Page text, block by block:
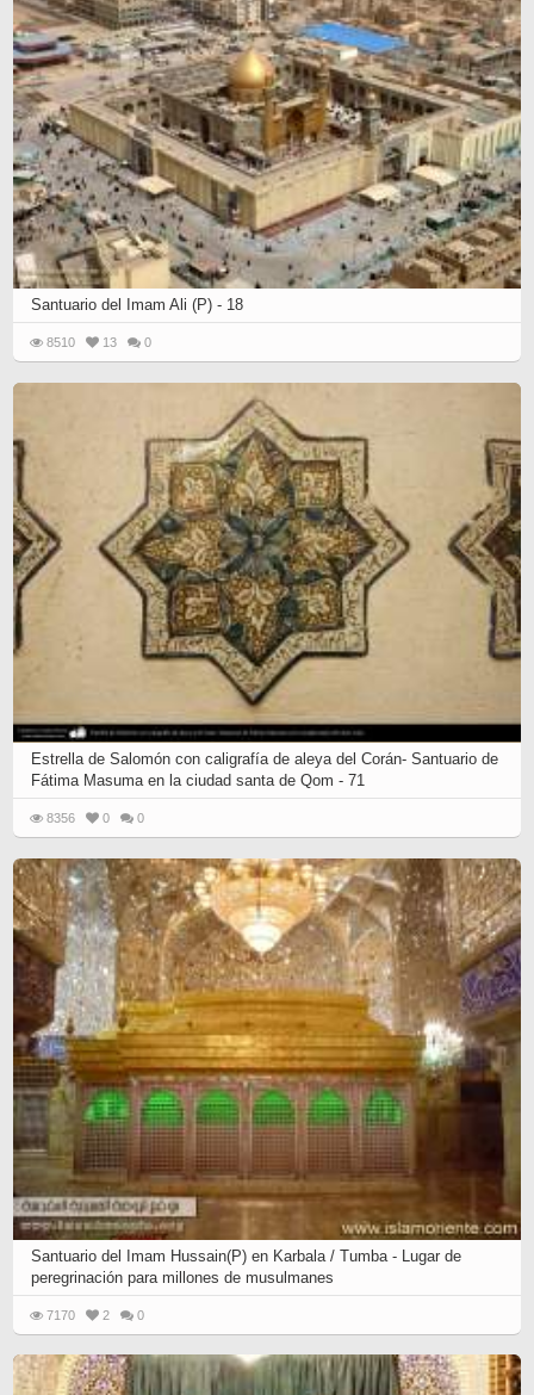
Santuario del Imam Ali (P) - 18
8510 13 0
Estrella de Salomón con caligrafía de aleya del Corán- Santuario de
Fátima Masuma en la ciudad santa de Qom - 71
8356 0 0
Santuario del Imam Hussain(P) en Karbala / Tumba - Lugar de
peregrinación para millones de musulmanes
7170 2 0